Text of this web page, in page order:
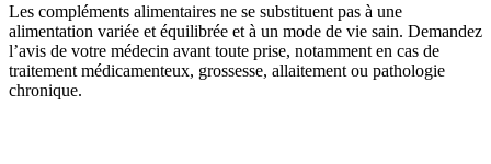
Les compléments alimentaires ne se substituent pas à une
alimentation variée et équilibrée et à un mode de vie sain. Demandez
l’avis de votre médecin avant toute prise, notamment en cas de
traitement médicamenteux, grossesse, allaitement ou pathologie
chronique.